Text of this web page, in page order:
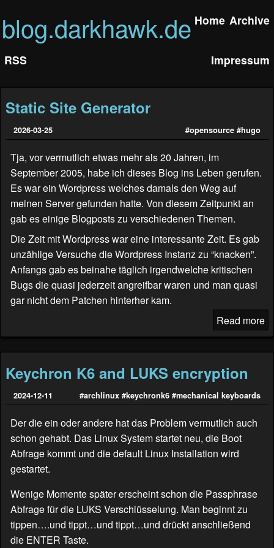
blog.darkhawk.de Home Archive
RSS Impressum
Static Site Generator
2026-03-25 #opensource #hugo
Tja, vor vermutlich etwas mehr als 20 Jahren, im
September 2005, habe ich dieses Blog ins Leben gerufen.
Es war ein Wordpress welches damals den Weg auf
meinen Server gefunden hatte. Von diesem Zeitpunkt an
gab es einige Blogposts zu verschiedenen Themen.
Die Zeit mit Wordpress war eine interessante Zeit. Es gab
unzählige Versuche die Wordpress Instanz zu “knacken”.
Anfangs gab es beinahe täglich irgendwelche kritischen
Bugs die quasi jederzeit angreifbar waren und man quasi
gar nicht dem Patchen hinterher kam.
Read more
Keychron K6 and LUKS encryption
2024-12-11 #archlinux #keychronk6 #mechanical keyboards
Der die ein oder andere hat das Problem vermutlich auch
schon gehabt. Das Linux System startet neu, die Boot
Abfrage kommt und die default Linux Installation wird
gestartet.
Wenige Momente später erscheint schon die Passphrase
Abfrage für die LUKS Verschlüsselung. Man beginnt zu
tippen….und tippt…und tippt…und drückt anschließend
die ENTER Taste.